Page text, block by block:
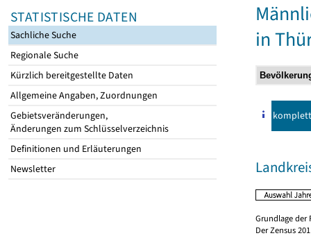
STATISTISCHE DATEN
Sachliche Suche
Regionale Suche
Kürzlich bereitgestellte Daten
Allgemeine Angaben, Zuordnungen
Gebietsveränderungen,
Änderungen zum Schlüsselverzeichnis
Definitionen und Erläuterungen
Newsletter
in
komplett
Grundlage der
Der Zensus